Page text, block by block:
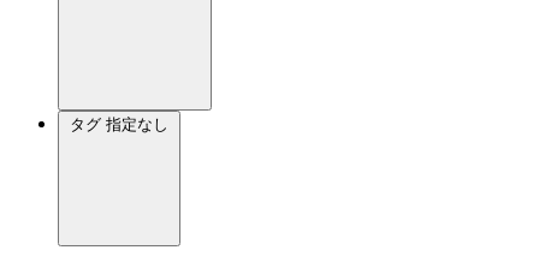
タグ 指定なし